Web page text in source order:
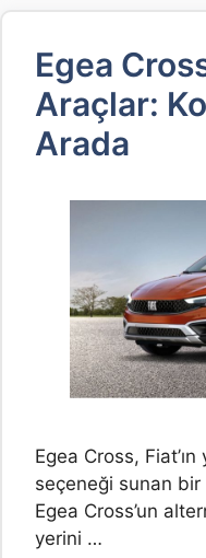
Egea
Araçlar:
Arada
Egea Cross,
seçeneği sunan
Egea Cross’un
yerini …